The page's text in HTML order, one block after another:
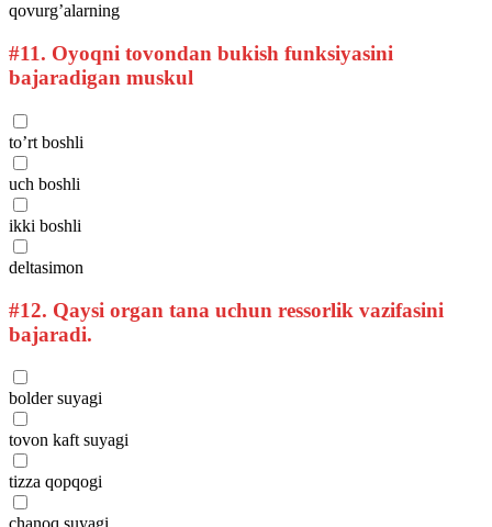
qovurg’alarning
#11. Oyoqni tovondan bukish funksiyasini
bajaradigan muskul
to’rt boshli
uch boshli
ikki boshli
deltasimon
#12. Qaysi organ tana uchun ressorlik vazifasini
bajaradi.
bolder suyagi
tovon kaft suyagi
tizza qopqogi